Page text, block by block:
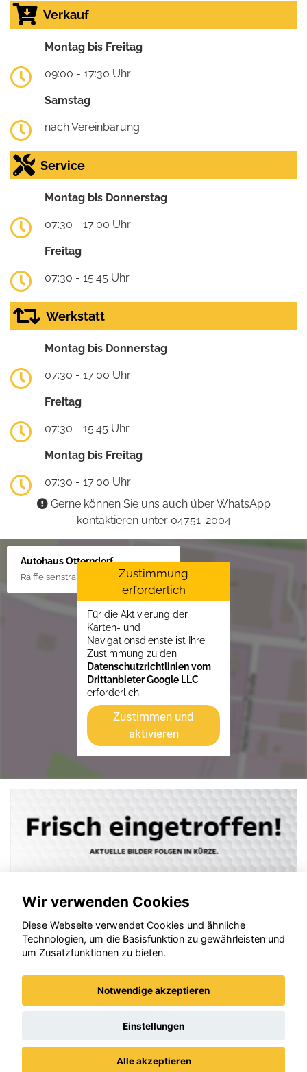
Verkauf
Montag bis Freitag
09:00 - 17:30 Uhr
Samstag
nach Vereinbarung
Service
Montag bis Donnerstag
07:30 - 17:00 Uhr
Freitag
07:30 - 15:45 Uhr
Werkstatt
Montag bis Donnerstag
07:30 - 17:00 Uhr
Freitag
07:30 - 15:45 Uhr
Montag bis Freitag
07:30 - 17:00 Uhr
Gerne können Sie uns auch über WhatsApp
kontaktieren unter 04751-2004
Autohaus Otterndorf
Raiffeisenstraße 1, 21762 Otterndorf
Zustimmung
erforderlich
Für die Aktivierung der
Karten- und
Navigationsdienste ist Ihre
Zustimmung zu den
Datenschutzrichtlinien vom
Drittanbieter Google LLC
erforderlich.
Zustimmen und
aktivieren
Wir verwenden Cookies
Diese Webseite verwendet Cookies und ähnliche
Technologien, um die Basisfunktion zu gewährleisten und
um Zusatzfunktionen zu bieten.
Notwendige akzeptieren
Einstellungen
Alle akzeptieren